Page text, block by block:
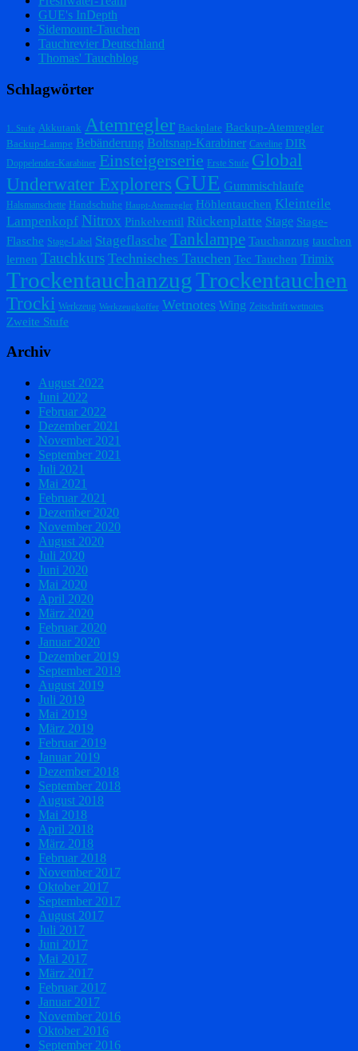
GUE's InDepth
Sidemount-Tauchen
Tauchrevier Deutschland
Thomas' Tauchblog
Schlagwörter
1. Stufe Akkutank Atemregler Backplate Backup-Atemregler
Backup-Lampe Bebänderung Boltsnap-Karabiner Caveline DIR
Doppelender-Karabiner Einsteigerserie Erste Stufe Global
Underwater Explorers GUE Gummischlaufe
Halsmanschette Handschuhe Haupt-Atemregler Höhlentauchen Kleinteile
Lampenkopf Nitrox Pinkelventil Rückenplatte Stage Stage-
Flasche Stage-Label Stageflasche Tanklampe Tauchanzug tauchen
lernen Tauchkurs Technisches Tauchen Tec Tauchen Trimix
TrockentauchanzugTrockentauchen
Trocki Werkzeug Werkzeugkoffer Wetnotes Wing Zeitschrift wetnotes
Zweite Stufe
Archiv
August 2022
Juni 2022
Februar 2022
Dezember 2021
November 2021
September 2021
Juli 2021
Mai 2021
Februar 2021
Dezember 2020
November 2020
August 2020
Juli 2020
Juni 2020
Mai 2020
April 2020
März 2020
Februar 2020
Januar 2020
Dezember 2019
September 2019
August 2019
Juli 2019
Mai 2019
März 2019
Februar 2019
Januar 2019
Dezember 2018
September 2018
August 2018
Mai 2018
April 2018
März 2018
Februar 2018
November 2017
Oktober 2017
September 2017
August 2017
Juli 2017
Juni 2017
Mai 2017
März 2017
Februar 2017
Januar 2017
November 2016
Oktober 2016
September 2016